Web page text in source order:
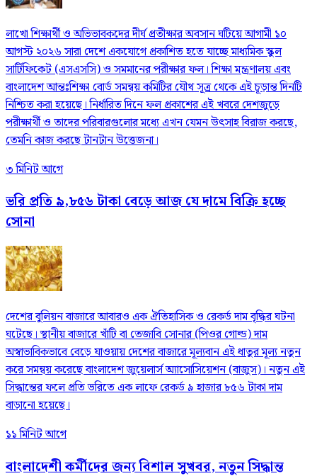
লাখো শিক্ষার্থী ও অভিভাবকদের দীর্ঘ প্রতীক্ষার অবসান ঘটিয়ে আগামী ১০
আগস্ট ২০২৬ সারা দেশে একযোগে প্রকাশিত হতে যাচ্ছে মাধ্যমিক স্কুল
সার্টিফিকেট (এসএসসি) ও সমমানের পরীক্ষার ফল। শিক্ষা মন্ত্রণালয় এবং
বাংলাদেশ আন্তঃশিক্ষা বোর্ড সমন্বয় কমিটির যৌথ সূত্র থেকে এই চূড়ান্ত দিনটি
নিশ্চিত করা হয়েছে। নির্ধারিত দিনে ফল প্রকাশের এই খবরে দেশজুড়ে
পরীক্ষার্থী ও তাদের পরিবারগুলোর মধ্যে এখন যেমন উৎসাহ বিরাজ করছে,
তেমনি কাজ করছে টানটান উত্তেজনা।
৩ মিনিট আগে
ভরি প্রতি ৯,৮৫৬ টাকা বেড়ে আজ যে দামে বিক্রি হচ্ছে
সোনা
দেশের বুলিয়ন বাজারে আবারও এক ঐতিহাসিক ও রেকর্ড দাম বৃদ্ধির ঘটনা
ঘটেছে। স্থানীয় বাজারে খাঁটি বা তেজাবি সোনার (পিওর গোল্ড) দাম
অস্বাভাবিকভাবে বেড়ে যাওয়ায় দেশের বাজারে মূল্যবান এই ধাতুর মূল্য নতুন
করে সমন্বয় করেছে বাংলাদেশ জুয়েলার্স অ্যাসোসিয়েশন (বাজুস)। নতুন এই
সিদ্ধান্তের ফলে প্রতি ভরিতে এক লাফে রেকর্ড ৯ হাজার ৮৫৬ টাকা দাম
বাড়ানো হয়েছে।
১১ মিনিট আগে
বাংলাদেশী কর্মীদের জন্য বিশাল সুখবর, নতুন সিদ্ধান্ত